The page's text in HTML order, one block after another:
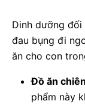
Dinh dưỡng
đau bụng đi
ăn cho con
Đồ ăn
phẩm này